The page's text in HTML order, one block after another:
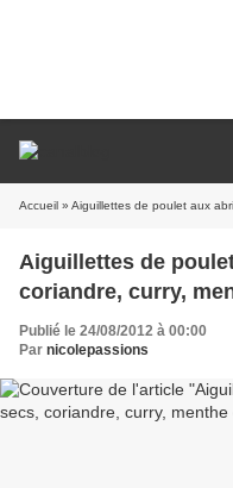
Accueil » Aiguillettes de poulet aux
Aiguillettes de
coriandre, curry,
Publié le 24/08/2012 à 00:00
Par nicolepassions